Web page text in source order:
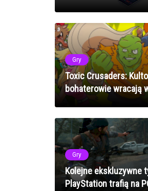
Lotus dołącza do
Gry
Toxic Crusaders:
bohaterowie wracają
dynamicznym beat'em
Gry
Kolejne ekskluzywne
PlayStation trafią na